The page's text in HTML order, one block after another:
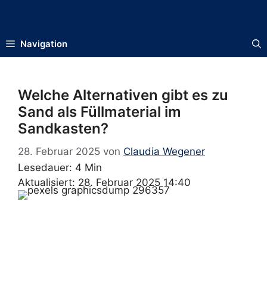
Navigation
Welche Alternativen gibt es zu
Sand als Füllmaterial im
Sandkasten?
28. Februar 2025 von Claudia Wegener
Lesedauer: 4 Min
Aktualisiert: 28. Februar 2025 14:40